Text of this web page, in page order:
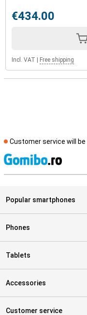
€434.00
Incl. VAT Free shipping
Customer service will be
Popular smartphones
Phones
Tablets
Accessories
Customer service